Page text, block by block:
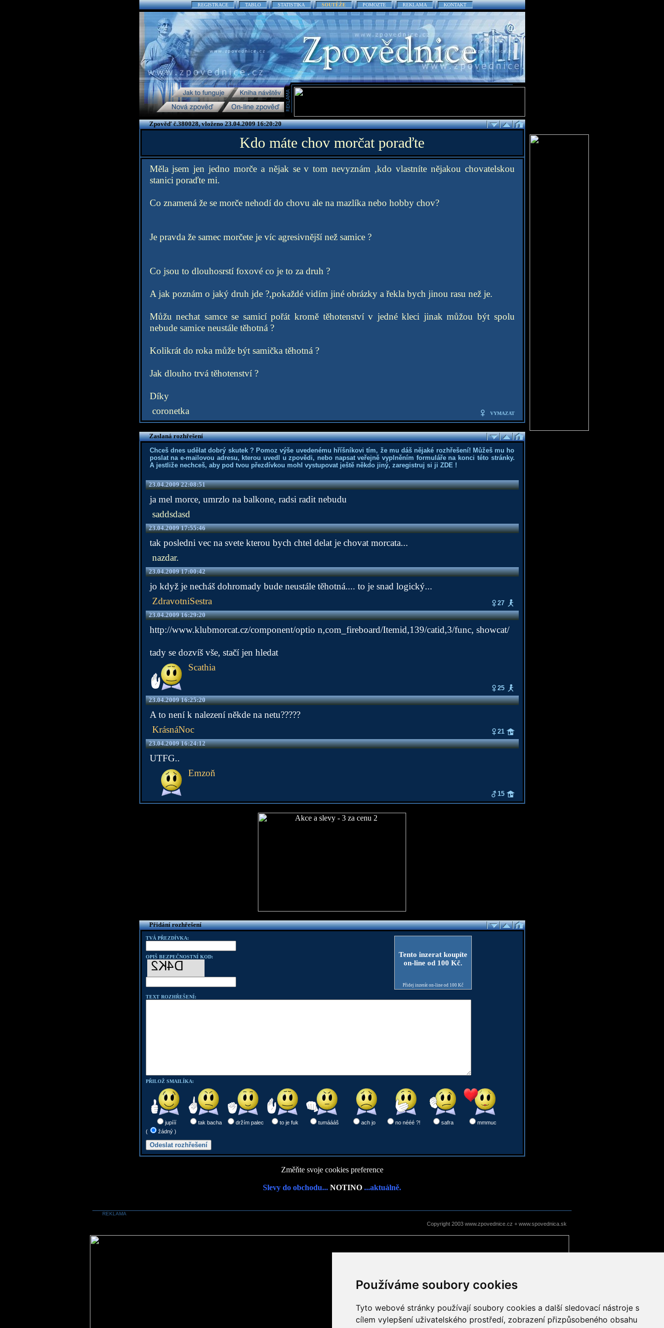
Používáme soubory cookies
Tyto webové stránky používají soubory cookies a další sledovací nástroje s
cílem vylepšení uživatelského prostředí, zobrazení přizpůsobeného obsahu
REGISTRACE TABLO STATISTIKA SOUTĚŽE POMOZTE REKLAMA KONTAKT
Zpověď č.380028, vloženo 23.04.2009 16:20:20
Kdo máte chov morčat poraďte
Měla jsem jen jedno morče a nějak se v tom nevyznám ,kdo vlastníte nějakou chovatelskou
stanici poraďte mi.
Co znamená že se morče nehodí do chovu ale na mazlíka nebo hobby chov?
Je pravda že samec morčete je víc agresivnější než samice ?
Co jsou to dlouhosrstí foxové co je to za druh ?
A jak poznám o jaký druh jde ?,pokaždé vidím jiné obrázky a řekla bych jinou rasu než je.
Můžu nechat samce se samicí pořát kromě těhotenství v jedné kleci jinak můžou být spolu
nebude samice neustále těhotná ?
Kolikrát do roka může být samička těhotná ?
Jak dlouho trvá těhotenství ?
Díky
coronetka
VYMAZAT
Zaslaná rozhřešení
Chceš dnes udělat dobrý skutek ? Pomoz výše uvedenému hříšníkovi tím, že mu dáš nějaké rozhřešení! Můžeš mu ho
poslat na e-mailovou adresu, kterou uvedl u zpovědi, nebo napsat veřejně vyplněním formuláře na konci této stránky.
A jestliže nechceš, aby pod tvou přezdívkou mohl vystupovat ještě někdo jiný, zaregistruj si ji ZDE!
23.04.2009 22:08:51
ja mel morce, umrzlo na balkone, radsi radit nebudu
saddsdasd
23.04.2009 17:55:46
tak posledni vec na svete kterou bych chtel delat je chovat morcata...
nazdar.
23.04.2009 17:00:42
jo když je necháš dohromady bude neustále těhotná.... to je snad logický...
ZdravotniSestra
27
23.04.2009 16:29:20
http://www.klubmorcat.cz/component/optio n,com_fireboard/Itemid,139/catid,3/func, showcat/
tady se dozvíš vše, stačí jen hledat
Scathia
25
23.04.2009 16:25:20
A to není k nalezení někde na netu?????
KrásnáNoc
21
23.04.2009 16:24:12
UTFG..
Emzoň
15
Přidání rozhřešení
TVÁ PŘEZDÍVKA:
OPIŠ BEZPEČNOSTNÍ KOD:
Tento inzerat koupíte
on-line od 100 Kč.
Přidej inzerát on-line od 100 Kč
TEXT ROZHŘEŠENÍ:
PŘILOŽ SMAILÍKA:
jupííí tak bacha držím palec to je fuk tumáááš ach jo no nééé ?! safra
mmmuc
(
žádný )
Změňte svoje cookies preference
Slevy do obchodu... NOTINO ...aktuálně.
REKLAMA
Copyright 2003 www.zpovednice.cz + www.spovednica.sk